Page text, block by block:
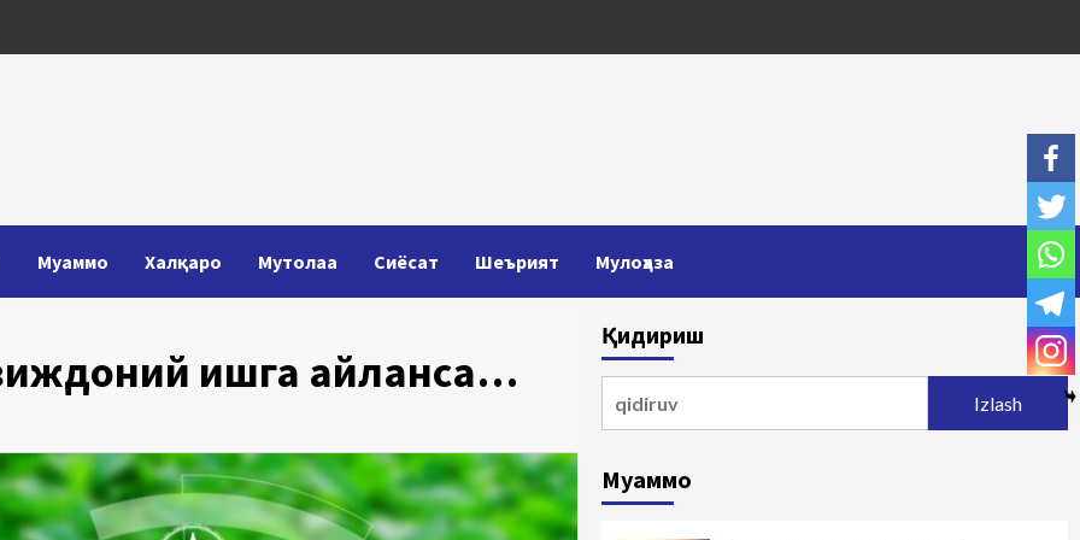
Муаммо Халқаро Мутолаа Сиёсат Шеърият Мулоҳаза
ишга айланса…
Қидириш
Муаммо